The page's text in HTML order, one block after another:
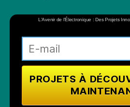
L'Avenir de l'Électronique : Des Projets